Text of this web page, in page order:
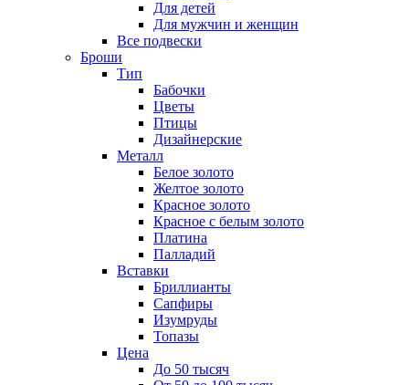
Для детей
Для мужчин и женщин
Все подвески
Броши
Тип
Бабочки
Цветы
Птицы
Дизайнерские
Металл
Белое золото
Желтое золото
Красное золото
Красное с белым золото
Платина
Палладий
Вставки
Бриллианты
Сапфиры
Изумруды
Топазы
Цена
До 50 тысяч